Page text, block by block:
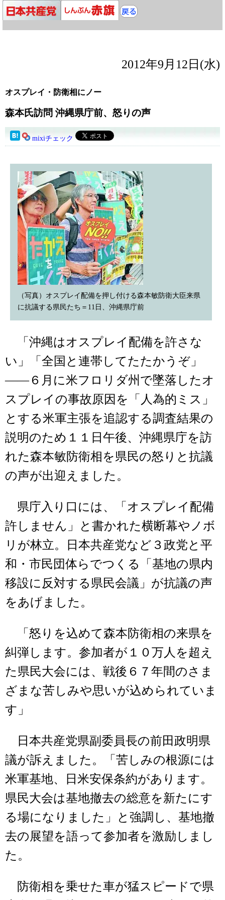
2012年9月12日(水)
オスプレイ・防衛相にノー
森本氏訪問 沖縄県庁前、怒りの声
mixiチェック
（写真）オスプレイ配備を押し付ける森本敏防衛大臣来県
に抗議する県民たち＝11日、沖縄県庁前
「沖縄はオスプレイ配備を許さな
い」「全国と連帯してたたかうぞ」
――６月に米フロリダ州で墜落したオ
スプレイの事故原因を「人為的ミス」
とする米軍主張を追認する調査結果の
説明のため１１日午後、沖縄県庁を訪
れた森本敏防衛相を県民の怒りと抗議
の声が出迎えました。
県庁入り口には、「オスプレイ配備
許しません」と書かれた横断幕やノボ
リが林立。日本共産党など３政党と平
和・市民団体らでつくる「基地の県内
移設に反対する県民会議」が抗議の声
をあげました。
「怒りを込めて森本防衛相の来県を
糾弾します。参加者が１０万人を超え
た県民大会には、戦後６７年間のさま
ざまな苦しみや思いが込められていま
す」
日本共産党県副委員長の前田政明県
議が訴えました。「苦しみの根源には
米軍基地、日米安保条約があります。
県民大会は基地撤去の総意を新たにす
る場になりました」と強調し、基地撤
去の展望を語って参加者を激励しまし
た。
防衛相を乗せた車が猛スピードで県